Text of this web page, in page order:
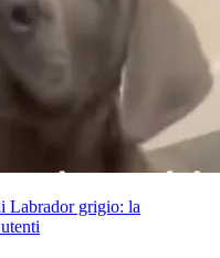
Labrador grigio: la